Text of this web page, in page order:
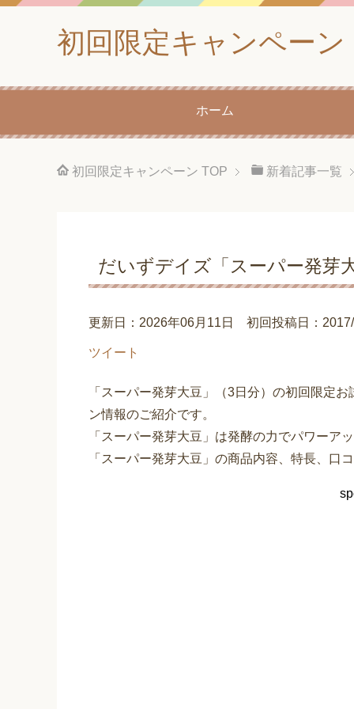
初回限定キャンペーン
ホーム
初回限定キャンペーン TOP 新着記事一覧
だいずデイズ「スーパー発芽
更新日：2026年06月11日 初回投稿日：
ツイート
「スーパー発芽大豆」（3日分）の初回限定
ン情報のご紹介です。
「スーパー発芽大豆」は発酵の力でパワーア
「スーパー発芽大豆」の商品内容、特長、口